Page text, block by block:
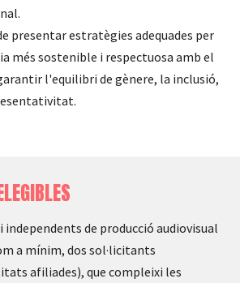
presentar estratègies adequades per
més sostenible i respectuosa amb el
l'equilibri de gènere, la inclusió,
independents de producció audiovisual
a mínim, dos sol·licitants
afiliades), que compleixi les